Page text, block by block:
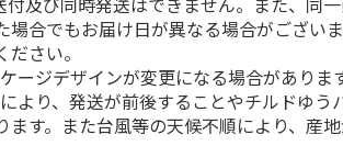
場合でもお届け日が異なる場合がございま
さい。
ージデザインが変更になる場合があります
より、発送が前後することやチルドゆう
ます。また台風等の天候不順により、産